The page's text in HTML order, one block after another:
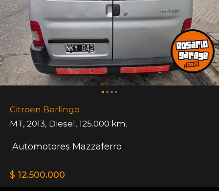
Citroen Berlingo
MT, 2013, Diesel, 125.000 km.
Automotores Mazzaferro
$ 12.500.000